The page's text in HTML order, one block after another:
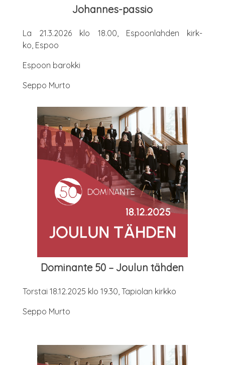
Johan­nes-pas­sio
La 21.3.2026 klo 18.00, Espoon­lah­den kirk­
ko, Espoo
Espoon barok­ki
Sep­po Murto
Domi­nan­te 50 – Jou­lun tähden
Tors­tai 18.12.2025 klo 19.30, Tapio­lan kirkko
Sep­po Murto